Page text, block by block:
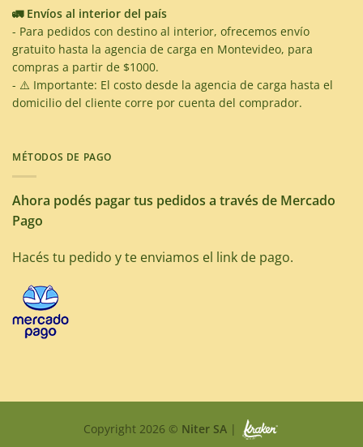
🚛 Envíos al interior del país
- Para pedidos con destino al interior, ofrecemos envío
gratuito hasta la agencia de carga en Montevideo, para
compras a partir de $1000.
- ⚠️ Importante: El costo desde la agencia de carga hasta el
domicilio del cliente corre por cuenta del comprador.
MÉTODOS DE PAGO
Ahora podés pagar tus pedidos a través de Mercado
Pago
Hacés tu pedido y te enviamos el link de pago.
Copyright 2026 © Niter SA|